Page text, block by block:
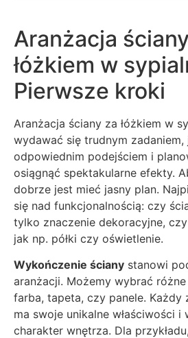
Aranżacja
łóżkiem w
Pierwsze kroki
Aranżacja ściany za łóżkiem w
wydawać się trudnym zadaniem,
odpowiednim podejściem i
osiągnąć spektakularne efekty.
dobrze jest mieć jasny plan.
się nad funkcjonalnością: czy
tylko znaczenie dekoracyjne,
jak np. półki czy oświetlenie.
Wykończenie ściany stanowi
aranżacji. Możemy wybrać różne
farba, tapeta, czy panele. Każdy
ma swoje unikalne właściwości i
charakter wnętrza. Dla